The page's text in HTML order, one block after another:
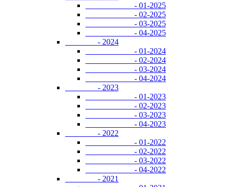
- 01-2025
- 02-2025
- 03-2025
- 04-2025
- 2024
- 01-2024
- 02-2024
- 03-2024
- 04-2024
- 2023
- 01-2023
- 02-2023
- 03-2023
- 04-2023
- 2022
- 01-2022
- 02-2022
- 03-2022
- 04-2022
- 2021